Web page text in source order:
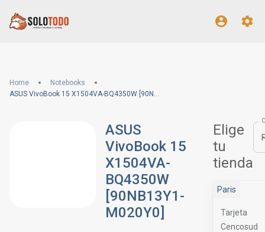
Home
Notebooks
ASUS VivoBook 15 X1504VA-BQ4350W [90NB13Y1-M020Y0]
ASUS
VivoBook 15
X1504VA-
BQ4350W
[90NB13Y1-
M020Y0]
Elige
tu
tienda
Paris
Tarjeta
Cencosud